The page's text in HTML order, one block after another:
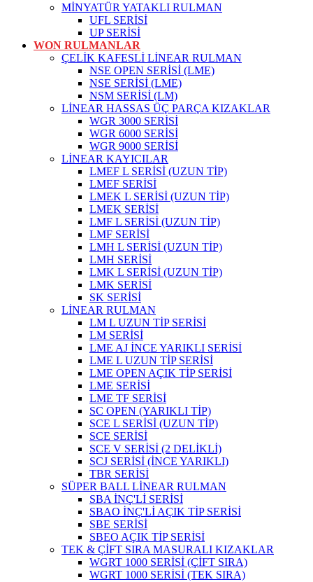
MİNYATÜR YATAKLI RULMAN
UFL SERİSİ
UP SERİSİ
WON RULMANLAR
ÇELİK KAFESLİ LİNEAR RULMAN
NSE OPEN SERİSİ (LME)
NSE SERİSİ (LME)
NSM SERİSİ (LM)
LİNEAR HASSAS ÜÇ PARÇA KIZAKLAR
WGR 3000 SERİSİ
WGR 6000 SERİSİ
WGR 9000 SERİSİ
LİNEAR KAYICILAR
LMEF L SERİSİ (UZUN TİP)
LMEF SERİSİ
LMEK L SERİSİ (UZUN TİP)
LMEK SERİSİ
LMF L SERİSİ (UZUN TİP)
LMF SERİSİ
LMH L SERİSİ (UZUN TİP)
LMH SERİSİ
LMK L SERİSİ (UZUN TİP)
LMK SERİSİ
SK SERİSİ
LİNEAR RULMAN
LM L UZUN TİP SERİSİ
LM SERİSİ
LME AJ İNCE YARIKLI SERİSİ
LME L UZUN TİP SERİSİ
LME OPEN AÇIK TİP SERİSİ
LME SERİSİ
LME TF SERİSİ
SC OPEN (YARIKLI TİP)
SCE L SERİSİ (UZUN TİP)
SCE SERİSİ
SCE V SERİSİ (2 DELİKLİ)
SCJ SERİSİ (İNCE YARIKLI)
TBR SERİSİ
SÜPER BALL LİNEAR RULMAN
SBA İNÇ'Lİ SERİSİ
SBAO İNÇ'Lİ AÇIK TİP SERİSİ
SBE SERİSİ
SBEO AÇIK TİP SERİSİ
TEK & ÇİFT SIRA MASURALI KIZAKLAR
WGRT 1000 SERİSİ (ÇİFT SIRA)
WGRT 1000 SERİSİ (TEK SIRA)